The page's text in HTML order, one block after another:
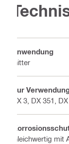
Anwendung
Gitter
Zur
BX 3, DX 351,
Gleichwertig mit